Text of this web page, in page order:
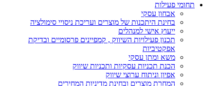
תחומי פעילות
אבחון עסקי
בחינת היתכנות של מוצרים ועריכת ניסויי סימולציה
ייעוץ אישי למנהלים
תכנון פעילויות השיווק , קמפיינים פרסומיים ובדיקת
אפקטיביות
משא ומתן עסקי
הכנת תכניות עסקיות ותכניות שיווק
אפיון וניתוח ערוצי שיווק
המחרת מוצרים ובחינת מדיניות המחירים